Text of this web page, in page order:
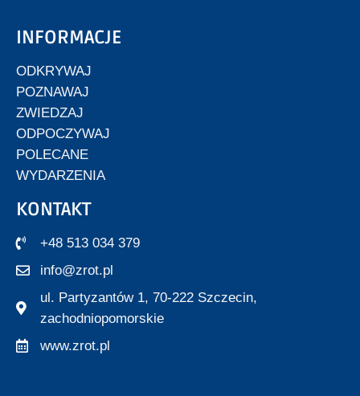
INFORMACJE
ODKRYWAJ
POZNAWAJ
ZWIEDZAJ
ODPOCZYWAJ
POLECANE
WYDARZENIA
KONTAKT
+48 513 034 379
info@zrot.pl
ul. Partyzantów 1, 70-222 Szczecin,
zachodniopomorskie
www.zrot.pl